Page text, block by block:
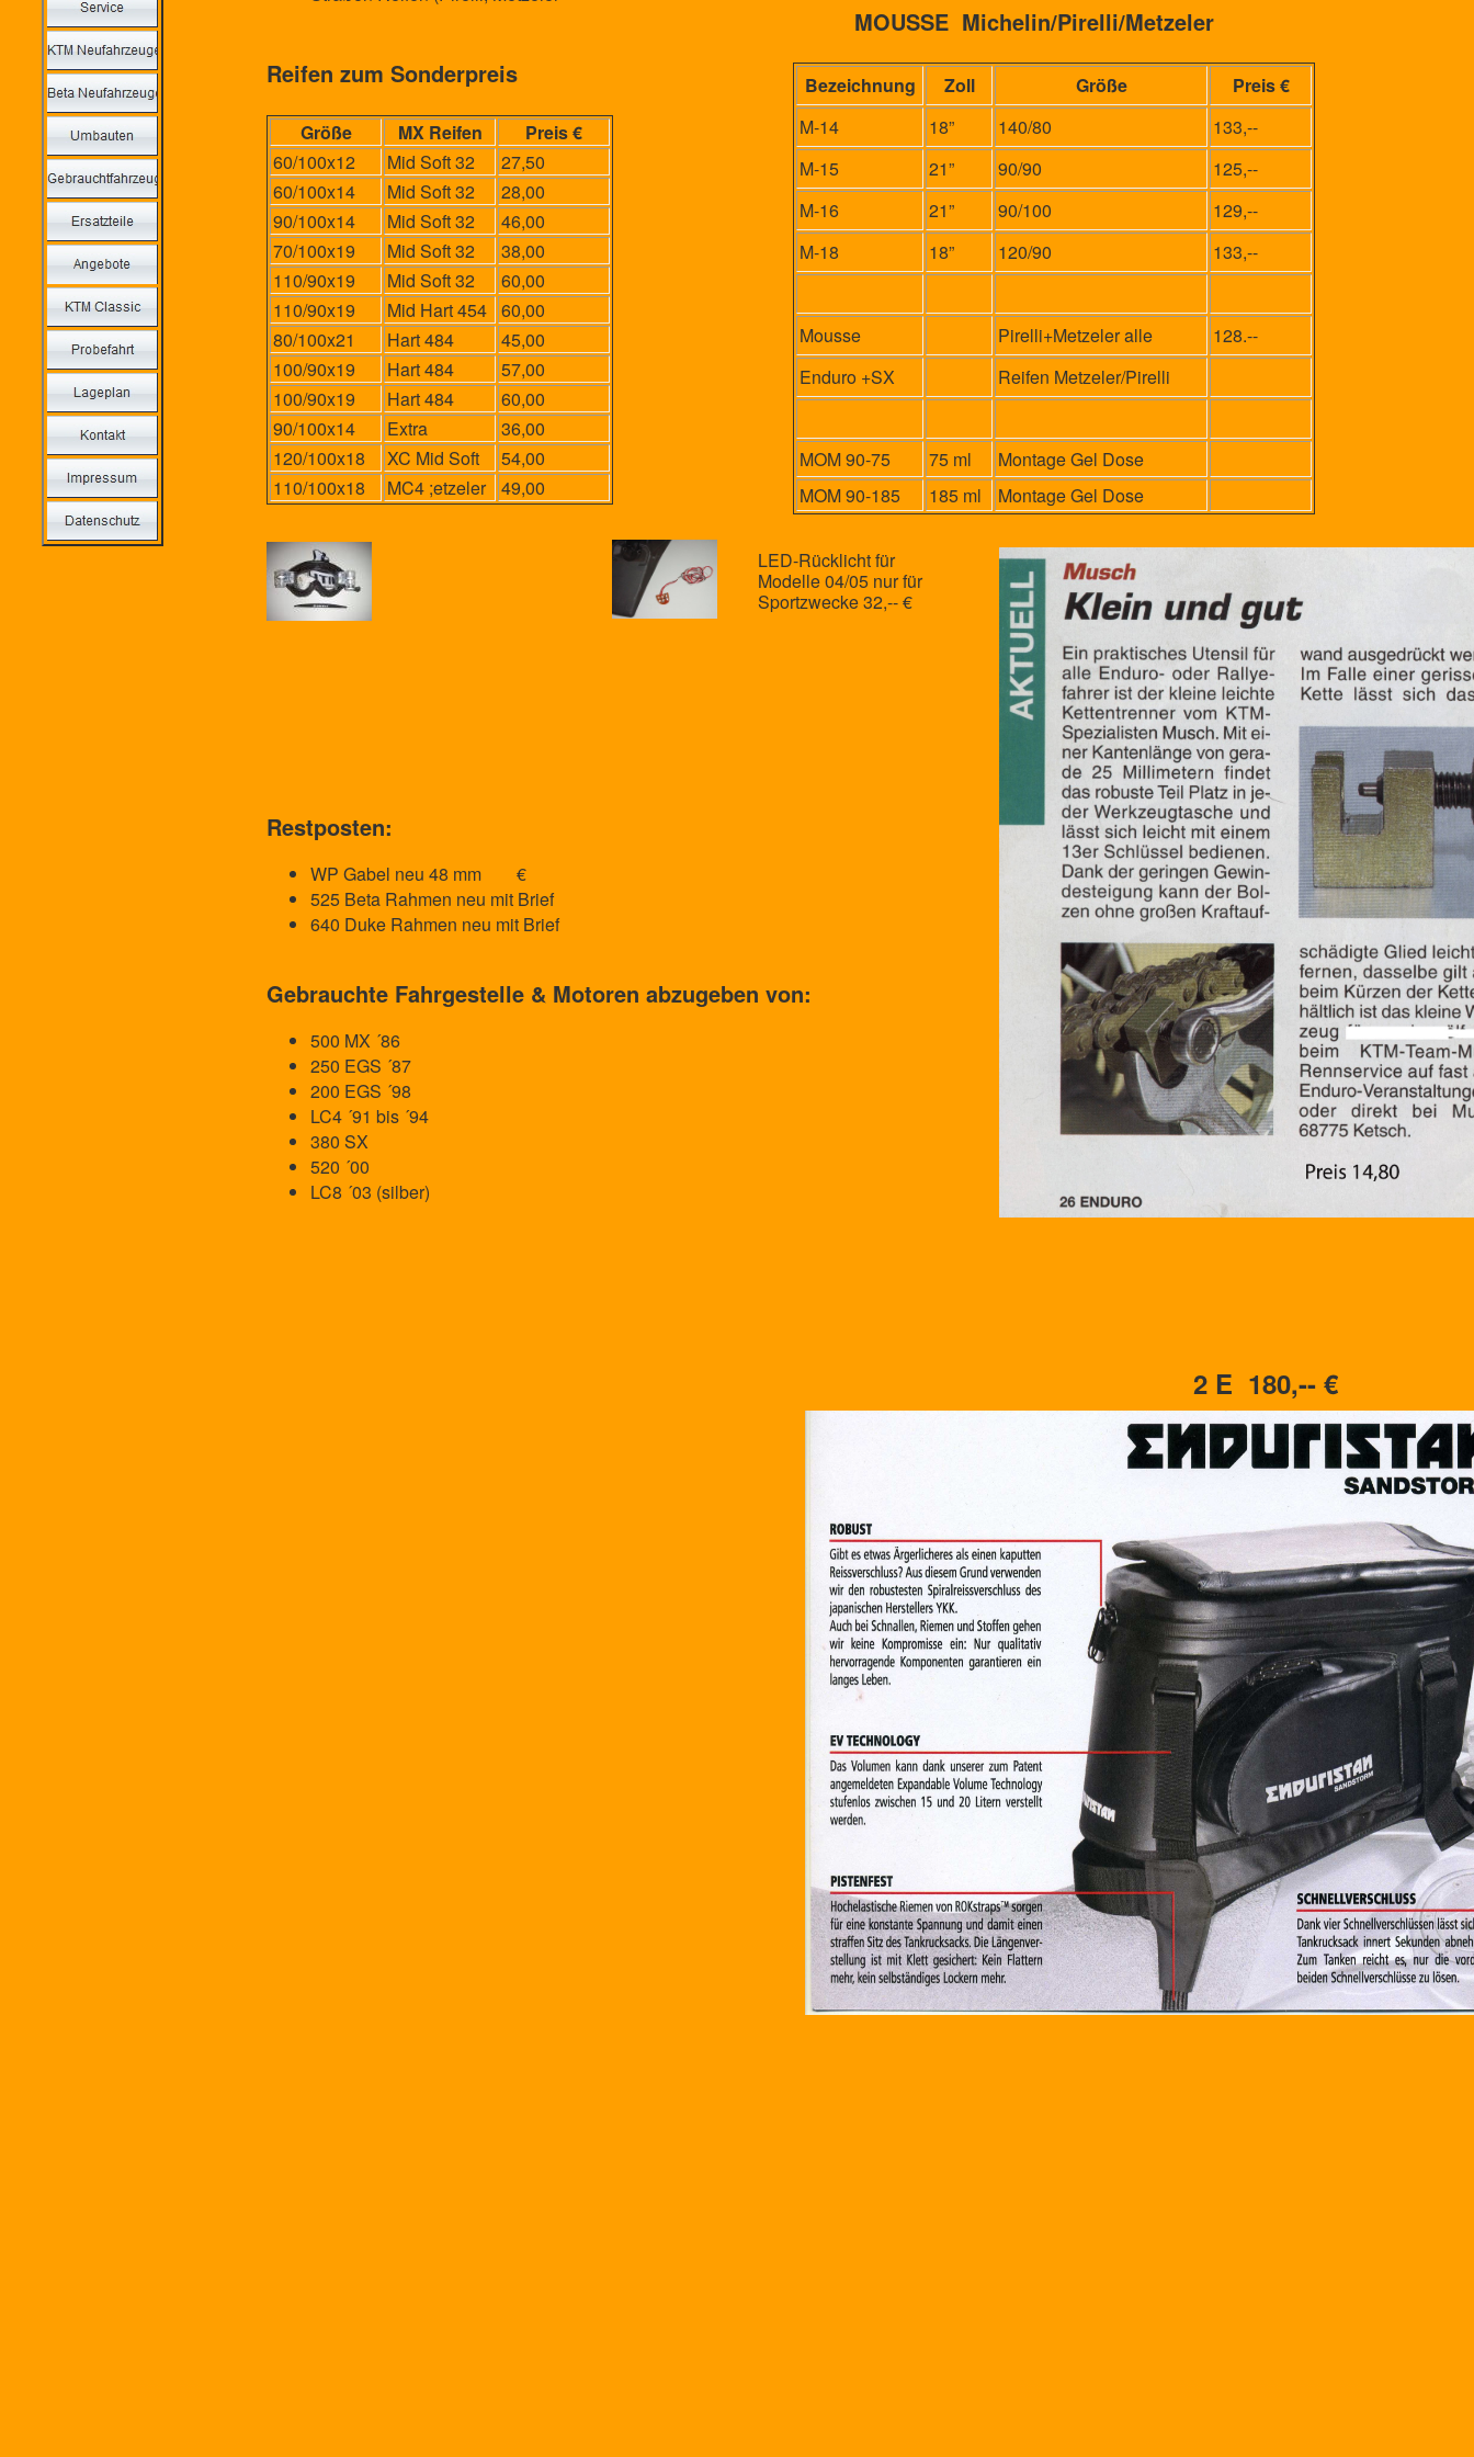
Reifen zum Sonderpreis
Größe MX Reifen
Preis €
60/100x12
Mid Soft 32
27,50
60/100x14
Mid Soft 32
28,00
90/100x14
Mid Soft 32
46,00
70/100x19
Mid Soft 32
38,00
110/90x19
Mid Soft 32
60,00
110/90x19
Mid Hart 454 60,00
80/100x21
Hart 484
45,00
100/90x19
Hart 484
57,00
100/90x19
Hart 484
60,00
90/100x14
Extra
36,00
120/100x18
XC Mid Soft
54,00
110/100x18
MC4 ;etzeler 49,00
Bezeichnung Zoll Größe
Preis €
M-14
18” 140/80
133,--
M-15
21” 90/90
125,--
M-16
21” 90/100
129,--
M-18
18” 120/90 133,--
Mousse Pirelli+Metzeler alle
128.--
Enduro +SX
Reifen Metzeler/Pirelli
MOM 90-75 75 ml
Montage Gel Dose
MOM 90-185
185 ml Montage Gel Dose
MOUSSE Michelin/Pirelli/Metzeler
LED-Rücklicht für
Modelle 04/05 nur für
Sportzwecke 32,-- €
Restposten:
WP Gabel neu 48 mm €
525 Beta Rahmen neu mit Brief
640 Duke Rahmen neu mit Brief
Gebrauchte Fahrgestelle & Motoren abzugeben von:
500 MX ´86
250 EGS ´87
200 EGS ´98
LC4 ´91 bis ´94
380 SX
520 ´00
LC8 ´03 (silber)
2 E 180,-- €